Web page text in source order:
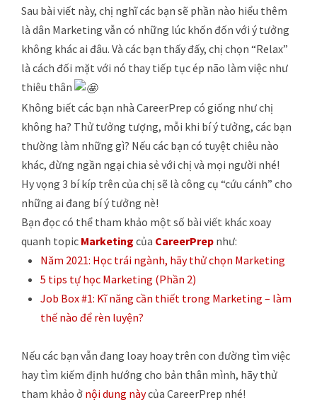
Sau bài viết này, chị nghĩ các bạn sẽ phần nào hiểu thêm
là dân Marketing vẫn có những lúc khốn đốn với ý tưởng
không khác ai đâu. Và các bạn thấy đấy, chị chọn “Relax”
là cách đối mặt với nó thay tiếp tục ép não làm việc như
thiêu thân
Không biết các bạn nhà CareerPrep có giống như chị
không ha? Thử tưởng tượng, mỗi khi bí ý tưởng, các bạn
thường làm những gì? Nếu các bạn có tuyệt chiêu nào
khác, đừng ngần ngại chia sẻ với chị và mọi người nhé!
Hy vọng 3 bí kíp trên của chị sẽ là công cụ “cứu cánh” cho
những ai đang bí ý tưởng nè!
Bạn đọc có thể tham khảo một số bài viết khác xoay
quanh topic Marketing của CareerPrep như:
Năm 2021: Học trái ngành, hãy thử chọn Marketing
5 tips tự học Marketing (Phần 2)
Job Box #1: Kĩ năng cần thiết trong Marketing – làm
thế nào để rèn luyện?
Nếu các bạn vẫn đang loay hoay trên con đường tìm việc
hay tìm kiếm định hướng cho bản thân mình, hãy thử
tham khảo ở nội dung nàycủa CareerPrep nhé!